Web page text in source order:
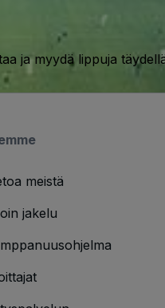
ja myydä lippuja
meistä
jakelu